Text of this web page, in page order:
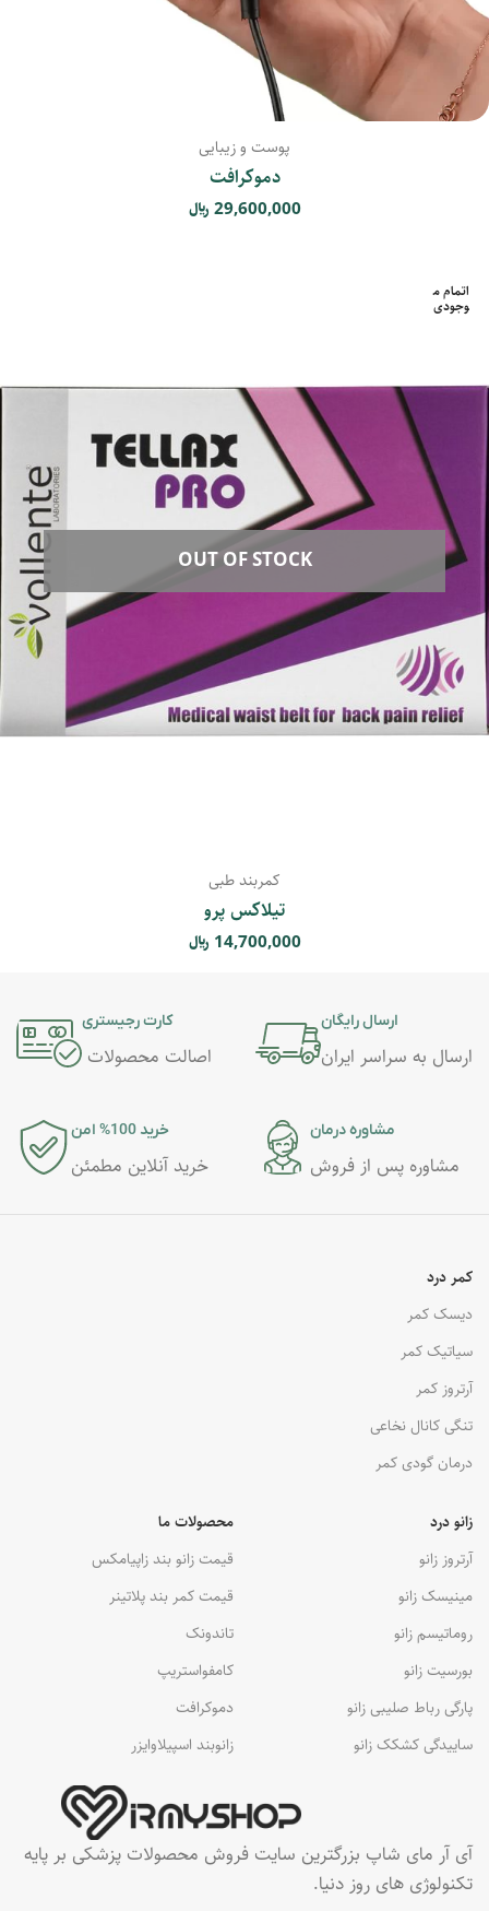
پوست و زیبایی
دموکرافت
29,600,000 ﷼
اتمام م
وجودی
OUT OF STOCK
کمربند طبی
تیلاکس پرو
14,700,000 ﷼
ارسال رایگان
ارسال به سراسر ایران
کارت رجیستری
اصالت محصولات
مشاوره درمان
مشاوره پس از فروش
خرید 100% امن
خرید آنلاین مطمئن
آی آر مای شاپ بزرگترین سایت فروش محصولات پزشکی بر پایه
تکنولوژی های روز دنیا.
محصولات ما
قیمت زانو بند زاپیامکس
قیمت کمر بند پلاتینر
تاندونک
کامفواستریپ
دموکرافت
زانوبند اسپیلاوایزر
زانو درد
آرتروز زانو
مینیسک زانو
روماتیسم زانو
بورسیت زانو
پارگی رباط صلیبی زانو
ساییدگی کشکک زانو
کمر درد
دیسک کمر
سیاتیک کمر
آرتروز کمر
تنگی کانال نخاعی
درمان گودی کمر